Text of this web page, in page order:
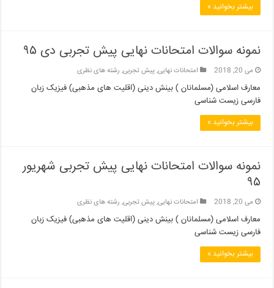
بیشتر بخوانید »
نمونه سوالات امتحانات نهایی پیش تجربی دی ۹۵
می 20, 2018 امتحانات نهایی,پیش تجربی, رشته های نظری
معارف اسلامی (مسلمانان ) بینش دینی (اقلیت های مذهبی) فیزیک زبان
فارسی زیست شناسی
بیشتر بخوانید »
نمونه سوالات امتحانات نهایی پیش تجربی شهریور
۹۵
می 20, 2018 امتحانات نهایی,پیش تجربی, رشته های نظری
معارف اسلامی (مسلمانان ) بینش دینی (اقلیت های مذهبی) فیزیک زبان
فارسی زیست شناسی
بیشتر بخوانید »